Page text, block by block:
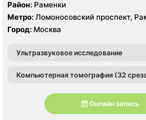
Район: Раменки
Метро: Ломоносовский проспект,
Мичуринский проспект
Город: Москва
Ультразвуковое исследование
Компьютерная томография (32
Онлайн запись